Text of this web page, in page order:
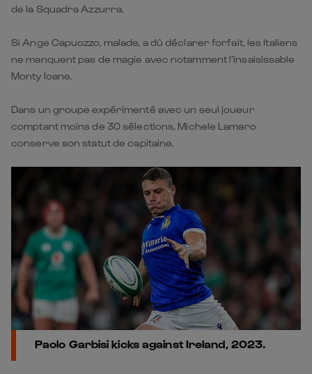
Monty Ioane.
Dans un groupe expérimenté avec un seul joueur
comptant moins de 30 sélections, Michele Lamaro
conserve son statut de capitaine.
Paolo Garbisi kicks against Ireland, 2023.
Sur l’équipe d’Angleterre
Malgré quelques blessés et l’absence à durée
indéterminée d’Owen Farrell sur la scène internationale,